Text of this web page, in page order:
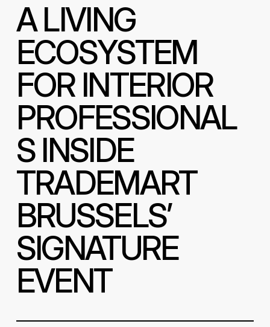
A LIVING
ECOSYSTEM
FOR INTERIOR
PROFESSIONAL
S INSIDE
TRADEMART
BRUSSELS’
SIGNATURE
EVENT